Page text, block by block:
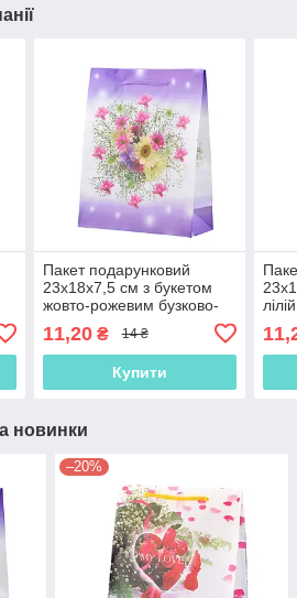
Пакет подарунковий
23х18х7,5 см з букетом
жовто-рожевим бузково-
11,20₴ 14 ₴
Купити
новинки
–20%